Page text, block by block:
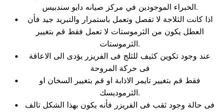
الخبراء الموجودين في مركز صيانه دايو سندبيس.
اذا كانت الثلاجة لا تفصل وتعمل باستمرار والتبريد جيد فأن
العطل يكون من الثرموستات لا تعمل فقط قم بتغيير
الثرموستات.
عند وجود تكوين كثيف للثلج فى الفريزر يؤدى الى الاعاقة
فى حركة المروحة
فقط قم بتغيير تايمر الاذابة او قم بتغيير السخان او
الثرموديسك.
فى حالة وجود ثقب فى الفريزر فأنه يكون بهذا الشكل تالف